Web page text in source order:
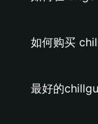
如何购买
最好的